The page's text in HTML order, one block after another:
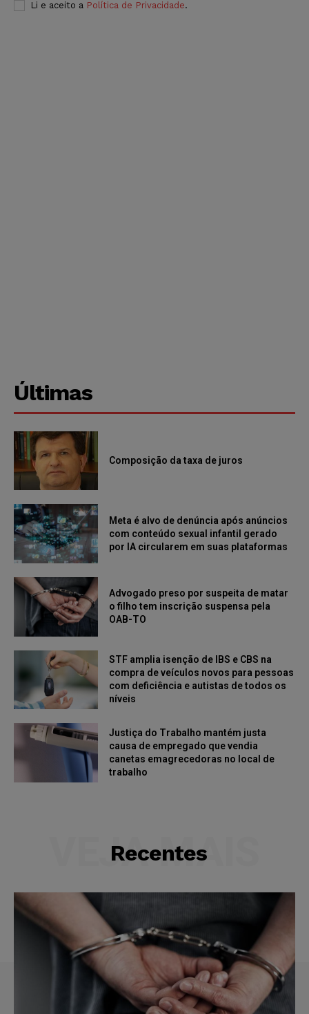
Li e aceito a Política de Privacidade.
Últimas
Composição da taxa de juros
Meta é alvo de denúncia após anúncios
com conteúdo sexual infantil gerado
por IA circularem em suas plataformas
Advogado preso por suspeita de matar
o filho tem inscrição suspensa pela
OAB-TO
STF amplia isenção de IBS e CBS na
compra de veículos novos para pessoas
com deficiência e autistas de todos os
níveis
Justiça do Trabalho mantém justa
causa de empregado que vendia
canetas emagrecedoras no local de
trabalho
Recentes
VEJA MAIS